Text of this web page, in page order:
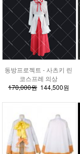
동방프로젝트 - 사츠키 린
코스프레 의상
170,000원144,500원